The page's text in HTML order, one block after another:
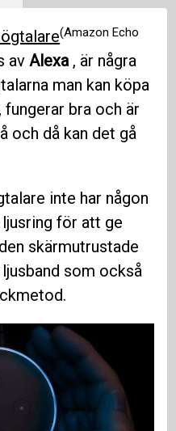
(Amazon Echo
avAlexa, är några
man kan köpa
bra och är
och då kan det gå
inte har någon
ljusring för att ge
skärmutrustade
som också